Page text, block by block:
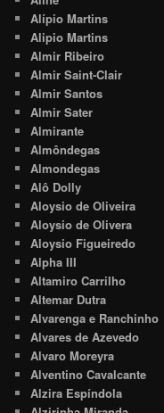
Alípio Martins
Alipio Martins
Almir Ribeiro
Almir Saint-Clair
Almir Santos
Almir Sater
Almirante
Almôndegas
Almondegas
Alô Dolly
Aloysio de Oliveira
Aloysio de Olivera
Aloysio Figueiredo
Alpha III
Altamiro Carrilho
Altemar Dutra
Alvarenga e Ranchinho
Alvares de Azevedo
Alvaro Moreyra
Alventino Cavalcante
Alzira Espíndola